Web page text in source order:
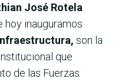
José Rotela
hoy inauguramos
son la
que
de las Fuerzas